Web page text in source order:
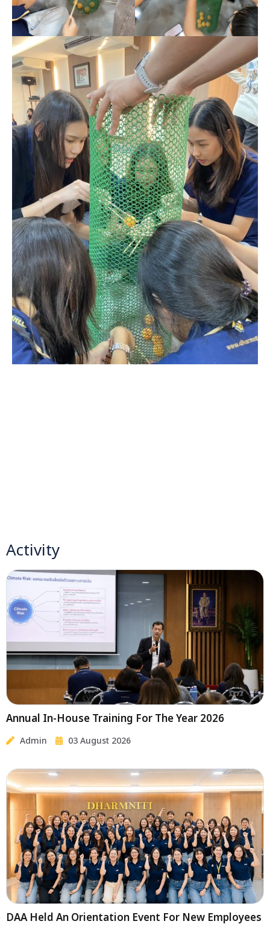
Activity
Annual In-House Training For The Year 2026
Admin 03 August 2026
DAA Held An Orientation Event For New Employees